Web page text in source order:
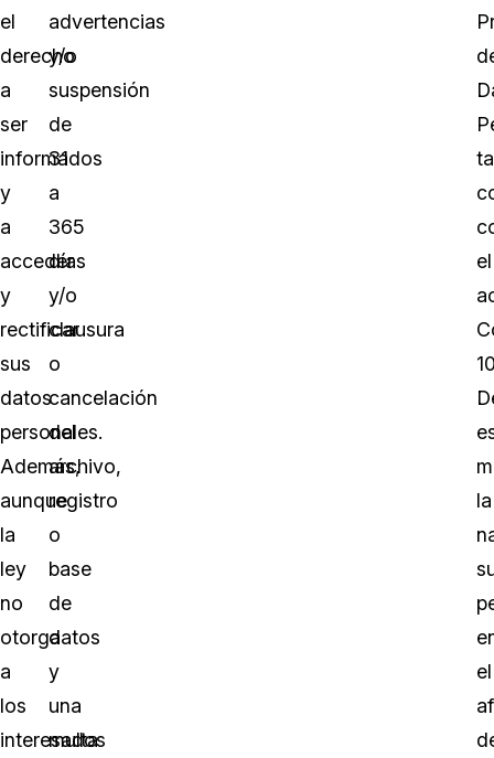
el
derecho
a
ser
informados
y
a
acceder
y
rectificar
sus
datos
personales.
Además,
aunque
la
ley
no
otorga
a
los
interesados
advertencias
y/o
suspensión
de
31
a
365
días
y/o
clausura
o
cancelación
del
archivo,
registro
o
base
de
datos
y
una
multa
el
la
el